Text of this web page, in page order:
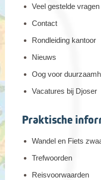
Veel gestelde vragen
Contact
Rondleiding kantoor
Nieuws
Oog voor
Vacatures bij Djoser
Praktische
Wandel en Fiets
Trefwoorden
Reisvoorwaarden